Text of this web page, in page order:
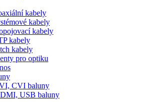
kabely
kabely
kabely
kabely
kabely
pro optiku
CVI baluny
USB baluny